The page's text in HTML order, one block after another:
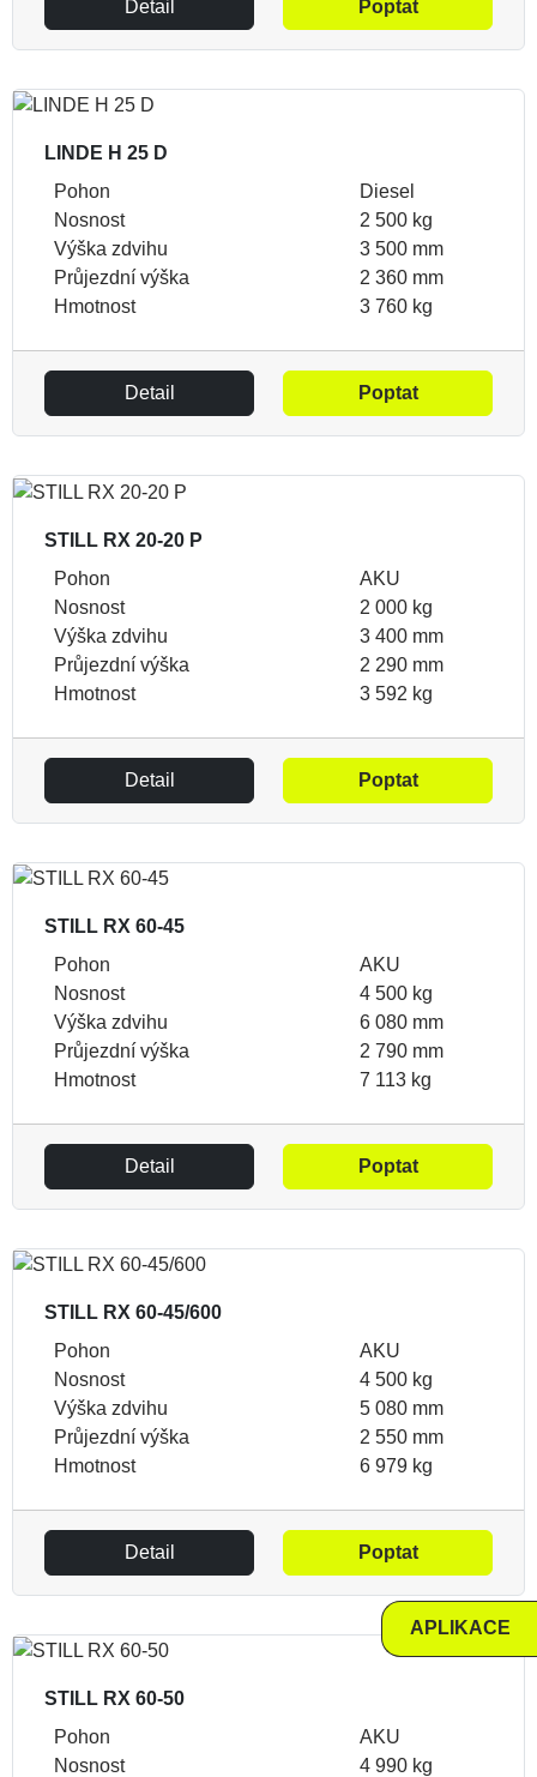
Detail Poptat
LINDE H 25 D
Pohon
Diesel
Nosnost
2 500 kg
Výška zdvihu
3 500 mm
Průjezdní výška
2 360 mm
Hmotnost
3 760 kg
Detail Poptat
STILL RX 20-20 P
Pohon
AKU
Nosnost
2 000 kg
Výška zdvihu
3 400 mm
Průjezdní výška
2 290 mm
Hmotnost
3 592 kg
Detail Poptat
STILL RX 60-45
Pohon
AKU
Nosnost
4 500 kg
Výška zdvihu
6 080 mm
Průjezdní výška
2 790 mm
Hmotnost
7 113 kg
Detail Poptat
STILL RX 60-45/600
Pohon
AKU
Nosnost
4 500 kg
Výška zdvihu
5 080 mm
Průjezdní výška
2 550 mm
Hmotnost
6 979 kg
Detail Poptat
STILL RX 60-50
Pohon
AKU
Nosnost
4 990 kg
APLIKACE